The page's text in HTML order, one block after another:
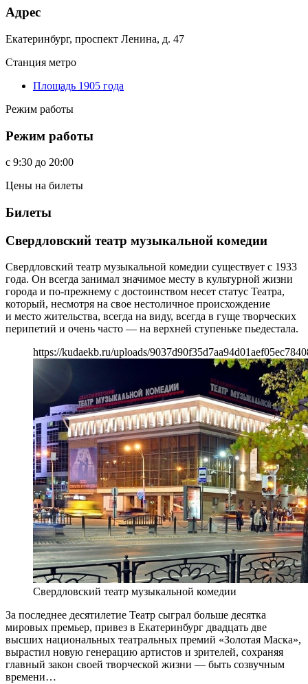
Адрес
Екатеринбург, проспект Ленина, д. 47
Станция метро
Площадь 1905 года
Режим работы
Режим работы
c 9:30 до 20:00
Цены на билеты
Билеты
Свердловский театр музыкальной комедии
Свердловский театр музыкальной комедии существует с 1933
года. Он всегда занимал значимое месту в культурной жизни
города и по-прежнему с достоинством несет статус Театра,
который, несмотря на свое нестоличное происхождение
и место жительства, всегда на виду, всегда в гуще творческих
перипетий и очень часто — на верхней ступеньке пьедестала.
https://kudaekb.ru/uploads/
Свердловский театр музыкальной комедии
За последнее десятилетие Театр сыграл больше десятка
мировых премьер, привез в Екатеринбург двадцать две
высших национальных театральных премий «Золотая Маска»,
вырастил новую генерацию артистов и зрителей, сохраняя
главный закон своей творческой жизни — быть созвучным
времени…